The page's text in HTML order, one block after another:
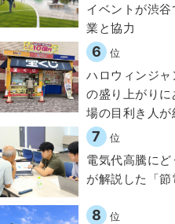
イベントが渋
業と協力
6 位
ハロウィンジ
の盛り上がりに
場の目利き人が
7 位
電気代高騰に
が解説した「
8 位